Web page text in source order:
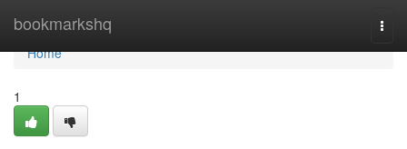
bookmarkshq
Home
Home
1